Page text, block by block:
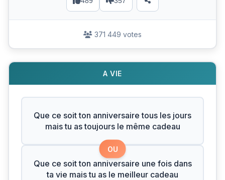
371 449 votes
A VIE
Que ce soit ton anniversaire tous les jours
mais tu as toujours le même cadeau
OU
Que ce soit ton anniversaire une fois dans
ta vie mais tu as le meilleur cadeau